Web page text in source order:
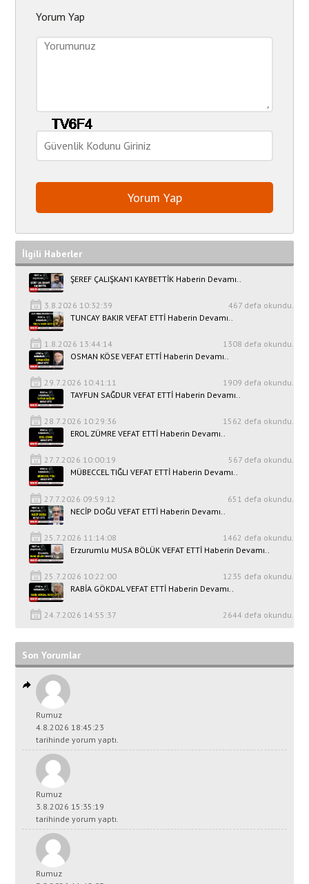
Yorum Yap
İlgili Haberler
ŞEREF ÇALIŞKAN’I KAYBETTİK Haberin Devamı..
3.8.2026 10:32:39
467 defa okundu.
TUNCAY BAKIR VEFAT ETTİ Haberin Devamı..
1.8.2026 13:44:14
1308 defa okundu.
OSMAN KÖSE VEFAT ETTİ Haberin Devamı..
29.7.2026 10:41:11
1909 defa okundu.
TAYFUN SAĞDUR VEFAT ETTİ Haberin Devamı..
28.7.2026 10:29:36
1562 defa okundu.
EROL ZÜMRE VEFAT ETTİ Haberin Devamı..
27.7.2026 10:00:19
567 defa okundu.
MÜBECCEL TIĞLI VEFAT ETTİ Haberin Devamı..
27.7.2026 09:59:12
651 defa okundu.
NECİP DOĞU VEFAT ETTİ Haberin Devamı..
25.7.2026 11:14:08
1462 defa okundu.
Erzurumlu MUSA BÖLÜK VEFAT ETTİ Haberin Devamı..
25.7.2026 10:22:00
1235 defa okundu.
RABİA GÖKDAL VEFAT ETTİ Haberin Devamı..
24.7.2026 14:55:37 2644 defa okundu.
Son Yorumlar
Rumuz
4.8.2026 18:45:23
tarihinde yorum yaptı.
Rumuz
3.8.2026 15:35:19
tarihinde yorum yaptı.
Rumuz